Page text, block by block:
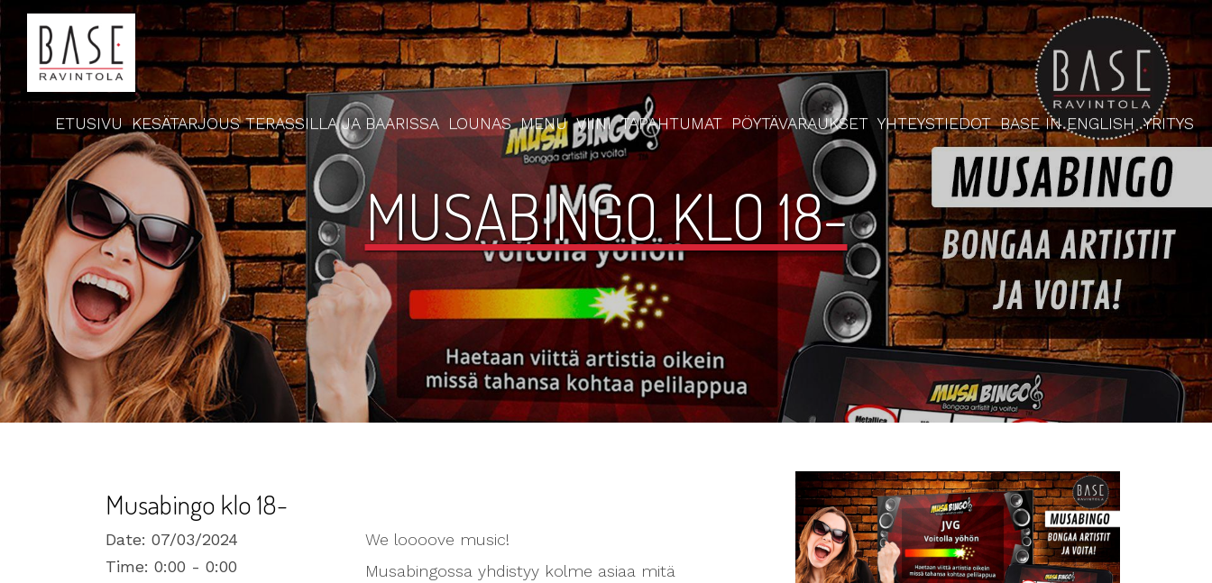
ETUSIVU KESÄTARJOUS TERASSILLA JA BAARISSA LOUNAS MENU VIINI TAPAHTUMAT PÖYTÄVARAUKSET YHTEYSTIEDOT BASE IN ENGLISH YRITYS
MUSABINGO KLO 18-
Musabingo klo 18-
Date: 07/03/2024
Time: 0:00 - 0:00
We loooove music!
Musabingossa yhdistyy kolme asiaa mitä